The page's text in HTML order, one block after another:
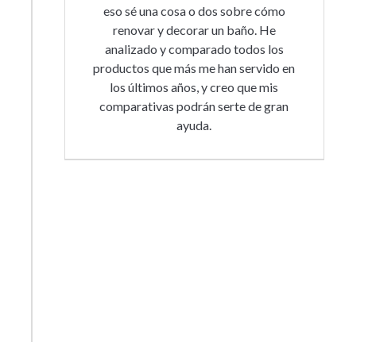
eso sé una cosa o dos sobre cómo
renovar y decorar un baño. He
analizado y comparado todos los
productos que más me han servido en
los últimos años, y creo que mis
comparativas podrán serte de gran
ayuda.